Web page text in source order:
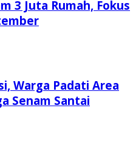
3 Juta Rumah, Fokus
Warga Padati Area
Senam Santai